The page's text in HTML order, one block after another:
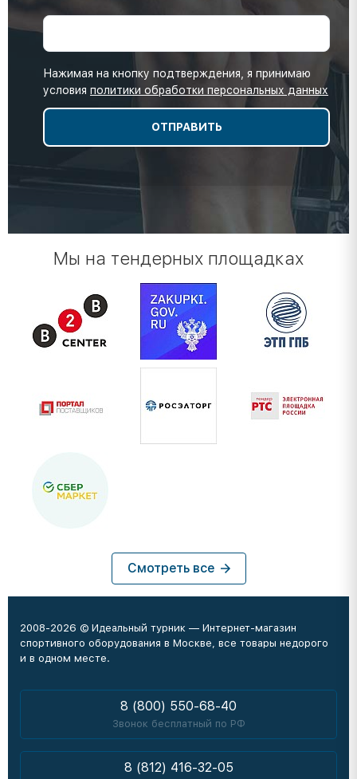
Нажимая на кнопку подтверждения, я принимаю
условия политики обработки персональных данных
Мы на тендерных площадках
Смотреть все
2008-2026 © Идеальный турник — Интернет-магазин
спортивного оборудования в Москве, все товары недорого
и в одном месте.
8 (800) 550-68-40
Звонок бесплатный по РФ
8 (812) 416-32-05